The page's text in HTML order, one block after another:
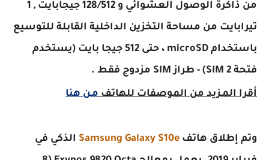
من ذاكرة الوصول العشوائي و 128/512 جيجابايت , 1
تيرابايت من مساحة التخزين الداخلية القابلة للتوسيع
باستخدام microSD ، حتى 512 جيجا بايت (يستخدم
فتحة SIM 2) - طراز SIM مزدوج فقط .
أقرا المـزيد من الموصفات للهاتفمـن هنا
وتم إطلاق هاتف Samsung Galaxy S10e الذكي في